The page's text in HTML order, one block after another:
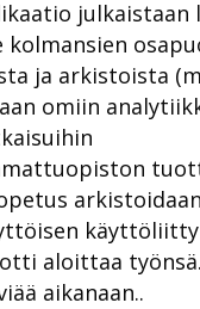
julkaistaan
kolmansien
ja arkistoista
omiin
aloittaa
aikanaan..